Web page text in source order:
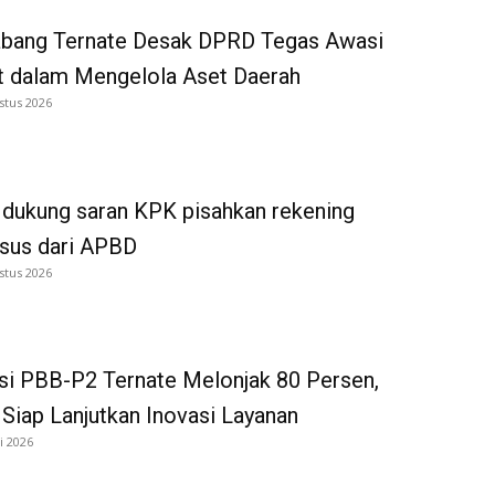
Ternate Desak DPRD Tegas Awasi
dalam Mengelola Aset Daerah
2026
saran KPK pisahkan rekening
dari APBD
2026
PBB-P2 Ternate Melonjak 80 Persen,
Lanjutkan Inovasi Layanan
2026